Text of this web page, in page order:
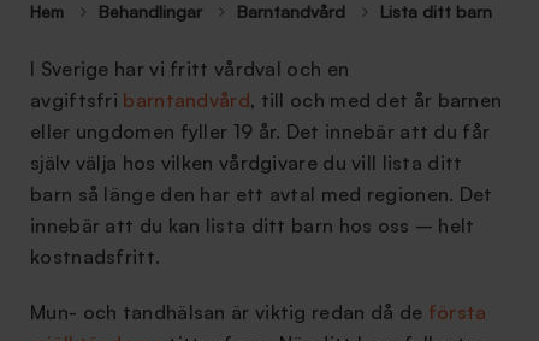
Hem Behandlingar Barntandvård Lista ditt barn
I Sverige har vi fritt vårdval och en
avgiftsfri barntandvård, till och med det år barnen
eller ungdomen fyller 19 år. Det innebär att du får
själv välja hos vilken vårdgivare du vill lista ditt
barn så länge den har ett avtal med regionen. Det
innebär att du kan lista ditt barn hos oss – helt
kostnadsfritt.
Mun- och tandhälsan är viktig redan då de första